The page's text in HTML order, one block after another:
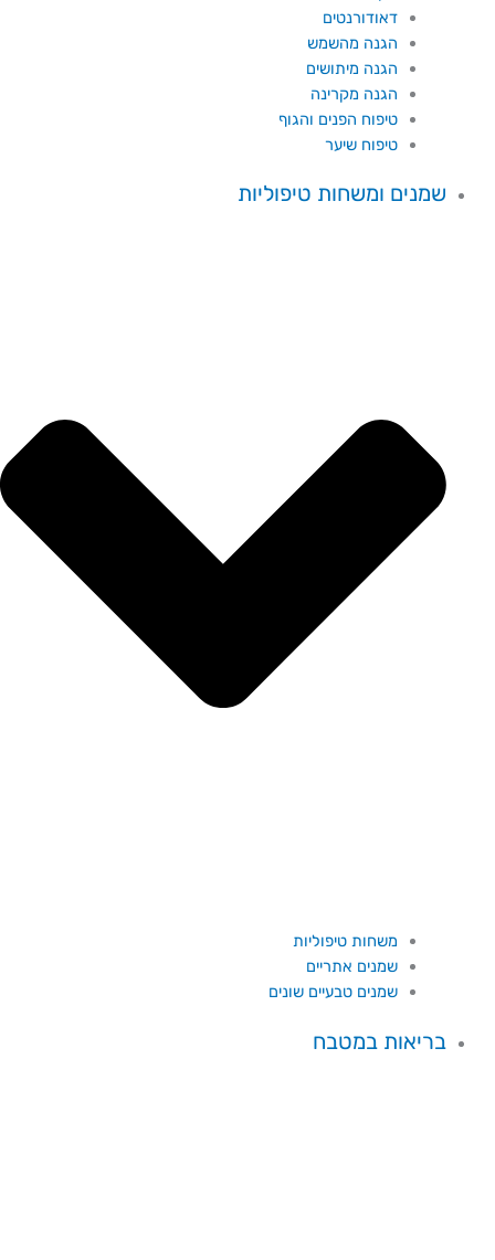
דאודורנטים
הגנה מהשמש
הגנה מיתושים
הגנה מקרינה
טיפוח הפנים והגוף
טיפוח שיער
שמנים ומשחות טיפוליות
משחות טיפוליות
שמנים אתריים
שמנים טבעיים שונים
בריאות במטבח